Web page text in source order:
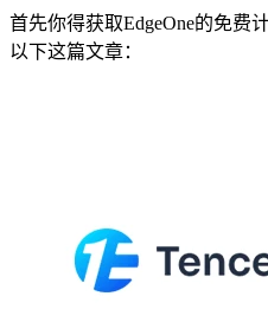
首先你得获取EdgeOne的免费
以下这篇文章：